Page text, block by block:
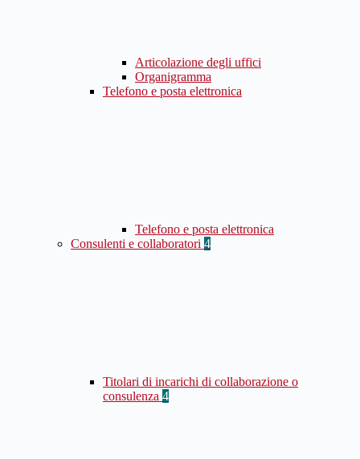
Articolazione degli uffici
Organigramma
Telefono e posta elettronica
Telefono e posta elettronica
Consulenti e collaboratori 4
Titolari di incarichi di collaborazione o
consulenza 4